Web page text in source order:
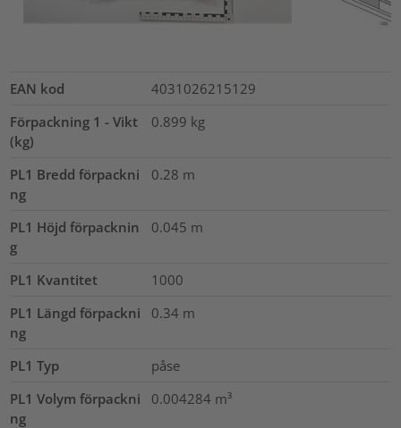
EAN kod
4031026215129
Förpackning 1 - Vikt
(kg)
0.899 kg
PL1 Bredd förpackni
ng
0.28 m
PL1 Höjd förpacknin
g
0.045 m
PL1 Kvantitet
1000
PL1 Längd förpackni
ng
0.34 m
PL1 Typ
påse
PL1 Volym förpackni
ng
0.004284 m³